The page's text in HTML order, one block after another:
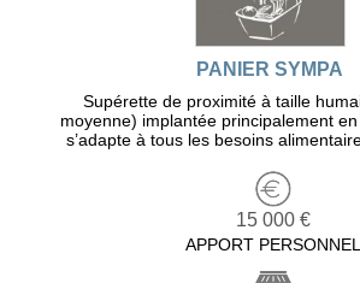
PANIER SYMPA
Supérette de proximité à taille
moyenne) implantée principalement
s’adapte à tous les besoins
15 000 €
APPORT PERSONNEL